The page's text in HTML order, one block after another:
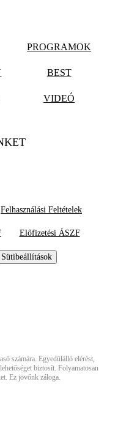
PROGRAMOK
BEST
VIDEÓ
Felhasználási Feltételek
Előfizetési ÁSZF
Sütibeállítások
számára. Egyedülálló elérést,
biztosít. Folyamatosan
Ez jövőnk záloga.